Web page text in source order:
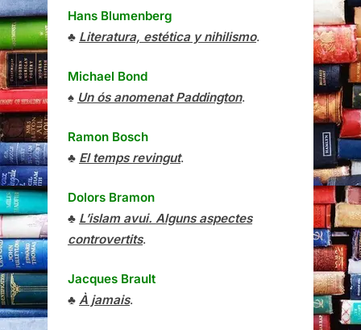
Hans Blumenberg
♣ Literatura, estética y nihilismo.
Michael Bond
♠ Un ós anomenat Paddington.
Ramon Bosch
♣ El temps revingut.
Dolors Bramon
♣ L’islam avui. Alguns aspectes
controvertits.
Jacques Brault
♣ À jamais.